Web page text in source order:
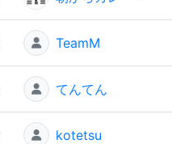
TeamM
てんてん
kotetsu